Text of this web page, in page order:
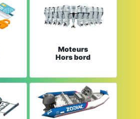
Moteurs
Hors bord